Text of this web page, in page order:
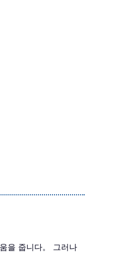
을 줍니다。 그러나